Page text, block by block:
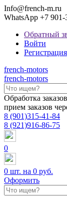
Info@french-m.ru
WhatsApp +7 901-
Обратный
Войти
Регистрация
french-motors
french-motors
Обработка
прием заказов
8 (901)315-41-84
8 (921)916-86-75
0
0 шт. на 0 руб.
Оформить